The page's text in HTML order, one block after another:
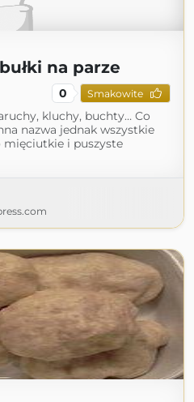
na parze
0 Smakowite
kluchy, buchty… Co
nazwa jednak wszystkie
mięciutkie i puszyste